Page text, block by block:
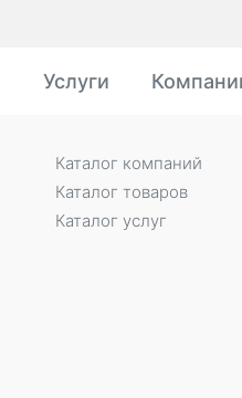
Услуги
Каталог компаний
Каталог товаров
Каталог услуг